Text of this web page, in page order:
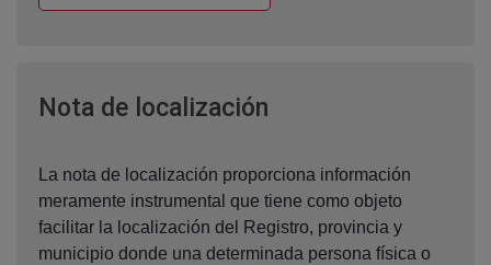
Nota de localización
La nota de localización proporciona información
meramente instrumental que tiene como objeto
facilitar la localización del Registro, provincia y
municipio donde una determinada persona física o